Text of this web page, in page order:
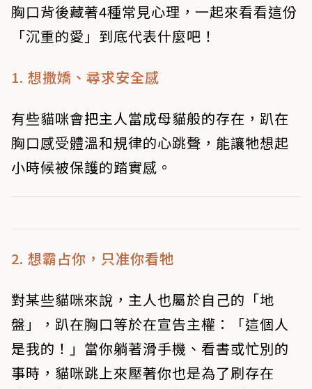
胸口背後藏著4種常見心理，一起來看看這份
「沉重的愛」到底代表什麼吧！
1. 想撒嬌、尋求安全感
有些貓咪會把主人當成母貓般的存在，趴在
胸口感受體溫和規律的心跳聲，能讓牠想起
小時候被保護的踏實感。
2. 想霸占你，只准你看牠
對某些貓咪來說，主人也屬於自己的「地
盤」，趴在胸口等於在宣告主權：「這個人
是我的！」當你躺著滑手機、看書或忙別的
事時，貓咪跳上來壓著你也是為了刷存在